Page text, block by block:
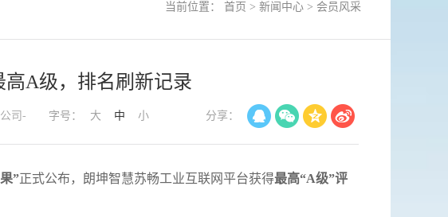
当前位置： 首页 > 新闻中心 > 会员风采
高A级，排名刷新记录
司- 字号： 大 中 小 分享：
”正式公布，朗坤智慧苏畅工业互联网平台获得最高“A级”评